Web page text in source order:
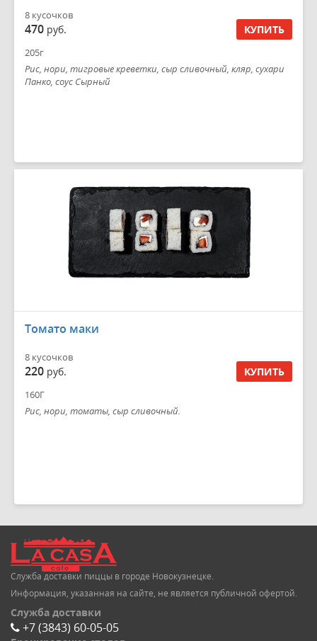
8 кусочков
470 руб. КУПИТЬ
205г
Рис, нори, тигровые креветки, сыр сливочный, кляр, сухари
Панко, соус Сырный
Томато маки
8 кусочков
220 руб. КУПИТЬ
160Г
Рис, нори, томаты, сыр сливочный.
Служба доставки пиццы в городе Новокузнецке.
Информация, указанная на сайте, не является публичной офертой.
Служба доставки
+7 (3843) 60-05-05